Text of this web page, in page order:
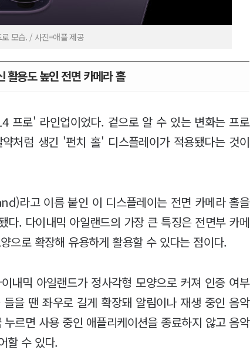
모습. / 사진=애플 제공
활용도 높인 전면 카메라 홀
프로' 라인업이었다. 겉으로 알 수 있는 변화는 프로
처럼 생긴 '펀치 홀' 디스플레이가 적용됐다는 것이
라고 이름 붙인 이 디스플레이는 전면 카메라 홀을
다. 다이내믹 아일랜드의 가장 큰 특징은 전면부 카메
으로 확장해 유용하게 활용할 수 있다는 점이다.
내믹 아일랜드가 정사각형 모양으로 커져 인증 여부
을 땐 좌우로 길게 확장돼 알림이나 재생 중인 음악
르면 사용 중인 애플리케이션을 종료하지 않고 음악
할 수 있다.